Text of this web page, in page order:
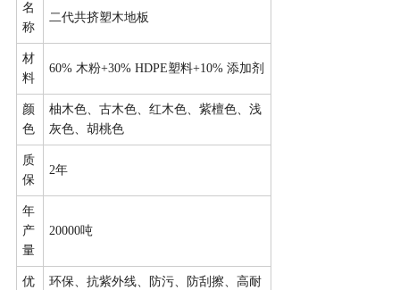
名
称
二代共挤塑木地板
材
料
60% 木粉+30% HDPE塑料+10% 添加剂
颜
色
柚木色、古木色、红木色、紫檀色、浅
灰色、胡桃色
质
保
2年
年
产
量
20000吨
优
环保、抗紫外线、防污、防刮擦、高耐